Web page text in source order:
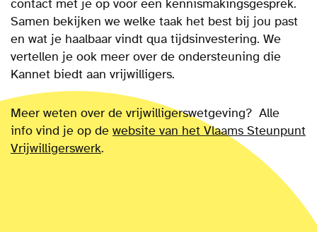
contact met je op voor een kennismakingsgesprek.
Samen bekijken we welke taak het best bij jou past
en wat je haalbaar vindt qua tijdsinvestering. We
vertellen je ook meer over de ondersteuning die
Kannet biedt aan vrijwilligers.
Meer weten over de vrijwilligerswetgeving? Alle
info vind je op de website van het Vlaams Steunpunt
Vrijwilligerswerk.